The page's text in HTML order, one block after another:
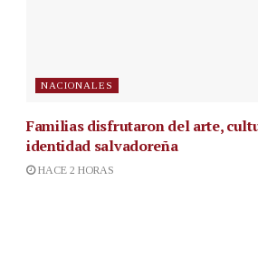
NACIONALES
Familias disfrutaron del arte,
identidad salvadoreña
HACE 2 HORAS